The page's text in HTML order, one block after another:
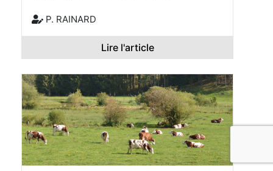
P. RAINARD
Lire l'article